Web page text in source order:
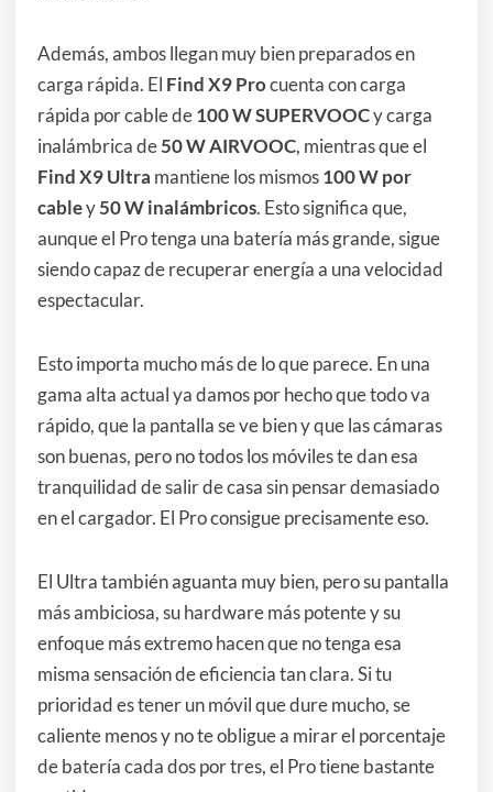
Además, ambos llegan muy bien preparados en
carga rápida. El Find X9 Procuenta con carga
rápida por cable de100 W SUPERVOOCy carga
inalámbrica de50 W AIRVOOC, mientras que el
Find X9 Ultra mantiene los mismos100 W por
cabley50 W inalámbricos. Esto significa que,
aunque el Pro tenga una batería más grande, sigue
siendo capaz de recuperar energía a una velocidad
espectacular.
Esto importa mucho más de lo que parece. En una
gama alta actual ya damos por hecho que todo va
rápido, que la pantalla se ve bien y que las cámaras
son buenas, pero no todos los móviles te dan esa
tranquilidad de salir de casa sin pensar demasiado
en el cargador. El Pro consigue precisamente eso.
El Ultra también aguanta muy bien, pero su pantalla
más ambiciosa, su hardware más potente y su
enfoque más extremo hacen que no tenga esa
misma sensación de eficiencia tan clara. Si tu
prioridad es tener un móvil que dure mucho, se
caliente menos y no te obligue a mirar el porcentaje
de batería cada dos por tres, el Pro tiene bastante